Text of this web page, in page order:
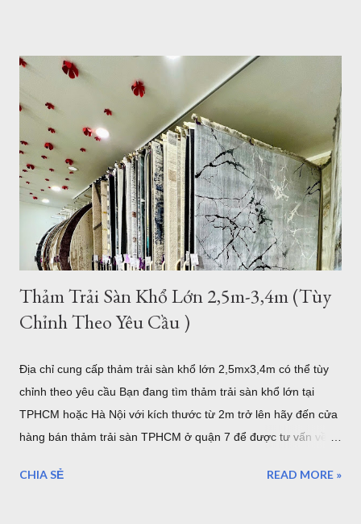
kinh tế. Chính vì vậy, việc lựa chọn những bộ Thảm trải sàn -
Thảm lót sàn cho ghế sofa có kích thước lớn cho phòng khách
rộng. Đòi hỏi phải mang lại vẻ đẹp cho căn phòng, còn một
điều hết sức quan trọng đó chính là mang lại đẳng cấp thật sự
của chủ nhân. Mẫu thảm lót sàn cỡ lớn cho phòng khách
phòng ăn - Thảm Lông Xù -Thổ Nhĩ Kỳ kích thước 2,4mx3,4m
Mẫu thảm sofa phòng khách lớn mã F0003 . Xám trắng trọng
lượng trung bình hơn 3,2kg/m2, như vậy với kíc...
Thảm Trải Sàn Khổ Lớn 2,5m-3,4m (Tùy
Chỉnh Theo Yêu Cầu )
Địa chỉ cung cấp thảm trải sàn khổ lớn 2,5mx3,4m có thể tùy
chỉnh theo yêu cầu Bạn đang tìm thảm trải sàn khổ lớn tại
TPHCM hoặc Hà Nội với kích thước từ 2m trở lên hãy đến cửa
hàng bán thảm trải sàn TPHCM ở quận 7 để được tư vấn về
yêu cầu của bạn. Kho thảm trải sàn khổ lớn quận 7 TPHCM
CHIA SẺ READ MORE »